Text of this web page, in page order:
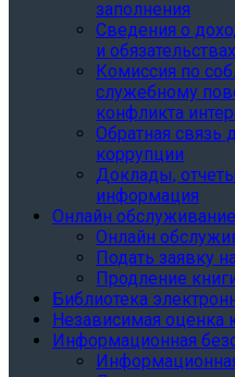
заполнения
Сведения о
и
Комиссия по
служебному
конфликта
Обратная связь
коррупции
Доклады,
информация
Онлайн обслуживание
Онлайн
Подать заявку
Продление
Библиотека
Независимая оценка
Информационная